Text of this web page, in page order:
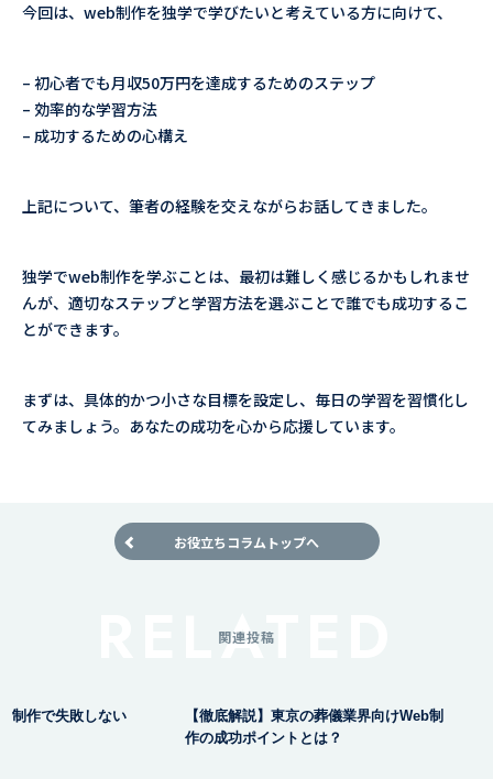
今回は、web制作を独学で学びたいと考えている方に向けて、
– 初心者でも月収50万円を達成するためのステップ
– 効率的な学習方法
– 成功するための心構え
上記について、筆者の経験を交えながらお話してきました。
独学でweb制作を学ぶことは、最初は難しく感じるかもしれませ
んが、適切なステップと学習方法を選ぶことで誰でも成功するこ
とができます。
まずは、具体的かつ小さな目標を設定し、毎日の学習を習慣化し
てみましょう。あなたの成功を心から応援しています。
お役立ちコラムトップへ
関連投稿
【徹底解説】東京の葬儀業界向けWeb制
作の成功ポイントとは？